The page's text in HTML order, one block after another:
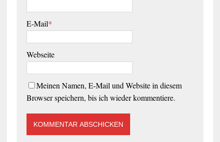
E-Mail*
Webseite
Meinen Namen, E-Mail und Website in diesem
Browser speichern, bis ich wieder kommentiere.